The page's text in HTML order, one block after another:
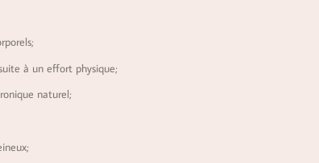
à un effort physique;
naturel;